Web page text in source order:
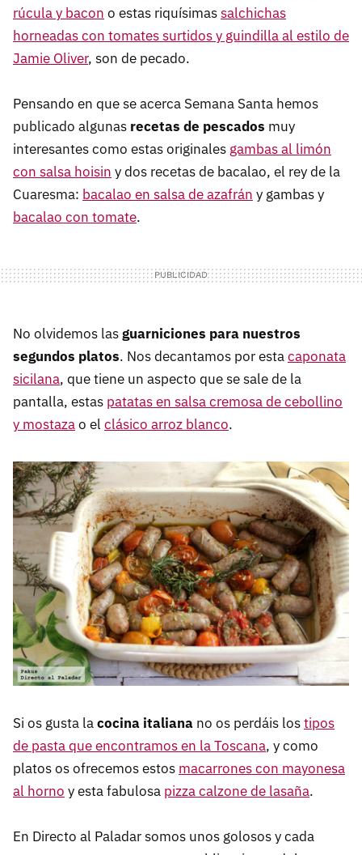
rúcula y bacon o estas riquísimassalchichas
horneadas con tomates surtidos y guindilla al estilo de
Jamie Oliver, son de pecado.
Pensando en que se acerca Semana Santa hemos
publicado algunas recetas de pescados muy
interesantes como estas originales gambas al limón
con salsa hoisin y dos recetas de bacalao, el rey de la
Cuaresma: bacalao en salsa de azafrán y gambas y
bacalao con tomate.
No olvidemos lasguarniciones para nuestros
segundos platos. Nos decantamos por estacaponata
sicilana, que tiene un aspecto que se sale de la
pantalla, estas patatas en salsa cremosa de cebollino
y mostazao el clásico arroz blanco.
Si os gusta lacocina italiana no os perdáis lostipos
de pasta que encontramos en la Toscana, y como
platos os ofrecemos estos macarrones con mayonesa
al horno y esta fabulosa pizza calzone de lasaña.
En Directo al Paladar somos unos golosos y cada